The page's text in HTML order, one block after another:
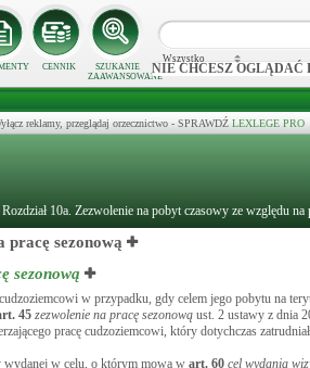
CENNIK
SZUKANIE
ZAAWANSOWANE
Wszystko
NIE CHCESZ OGLĄDAĆ
reklamy, przeglądaj orzecznictwo - SPRAWDŹ LEXLEGE PRO
Rozdział 10a. Zezwolenie na pobyt czasowy ze względu na
pracę sezonową
sezonową
w przypadku, gdy celem jego pobytu na
45 zezwolenie na pracę sezonową ust. 2 ustawy z dnia
pracę cudzoziemcowi, który dotychczas
wydanej w celu, o którym mowa w art. 60 cel wydania